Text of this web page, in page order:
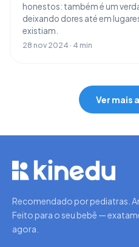
honestos: também é um
deixando dores até em
existiam.
28 nov 2024 · 4 min
Ver mais
Recomendado por pediatras.
Feito para o seu bebê —
agora.